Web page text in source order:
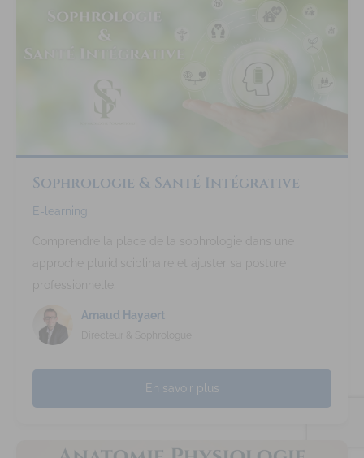
Sophrologie & Santé Intégrative
E-learning
Arnaud Hayaert
En savoir plus